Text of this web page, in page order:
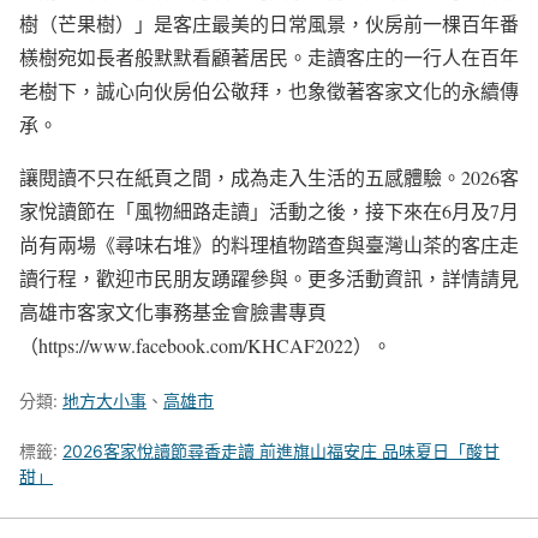
樹（芒果樹）」是客庄最美的日常風景，伙房前一棵百年番
檨樹宛如長者般默默看顧著居民。走讀客庄的一行人在百年
老樹下，誠心向伙房伯公敬拜，也象徵著客家文化的永續傳
承。
讓閱讀不只在紙頁之間，成為走入生活的五感體驗。2026客
家悅讀節在「風物細路走讀」活動之後，接下來在6月及7月
尚有兩場《尋味右堆》的料理植物踏查與臺灣山茶的客庄走
讀行程，歡迎市民朋友踴躍參與。更多活動資訊，詳情請見
高雄市客家文化事務基金會臉書專頁
（https://www.facebook.com/KHCAF2022）。
分類: 地方大小事 、 高雄市
標籤: 2026客家悅讀節尋香走讀 前進旗山福安庄 品味夏日「酸甘
甜」